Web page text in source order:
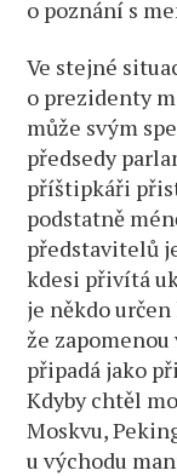
o poznání s
Ve stejné
o prezidenty
může svým
předsedy
příštipkáři
podstatně
představitelů
kdesi přivítá
je někdo
že
připadá jako
Kdyby chtěl
Moskvu,
u východu